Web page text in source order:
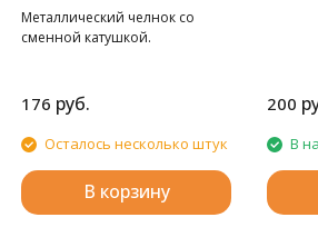
Металлический челнок со
сменной катушкой.
176 руб.
Осталось несколько штук
В корзину
200
В